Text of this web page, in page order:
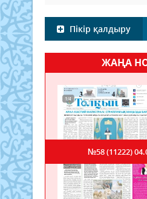
Пікір қалдыру
ЖАҢА
№58 (11222)